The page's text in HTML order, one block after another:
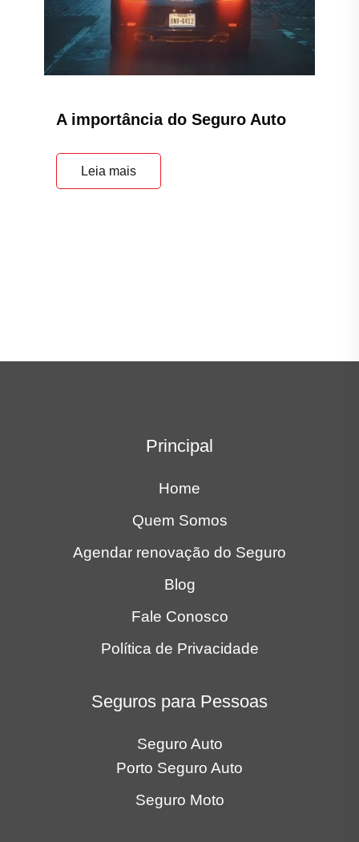
A importância do Seguro Auto
Leia mais
Principal
Home
Quem Somos
Agendar renovação do Seguro
Blog
Fale Conosco
Política de Privacidade
Seguros para Pessoas
Seguro Auto
Porto Seguro Auto
Seguro Moto